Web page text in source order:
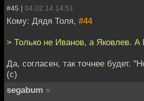
#45 | 04.02.14 14:51
Кому: Дядя Толя, #44
> Только не Иванов, а Яковлев. А
Да, согласен, так точнее будет.
(с)
segabum »